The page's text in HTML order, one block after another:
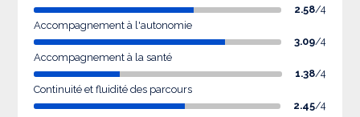
2.58/4
Accompagnement à l'autonomie
3.09/4
Accompagnement à la santé
1.38/4
Continuité et fluidité des parcours
2.45/4